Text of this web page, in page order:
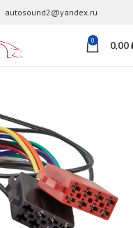
autosound2@yandex.ru
0 0,00